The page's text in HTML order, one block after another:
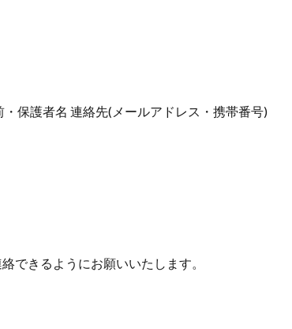
護者名 連絡先(メールアドレス・携帯番号)
できるようにお願いいたします。